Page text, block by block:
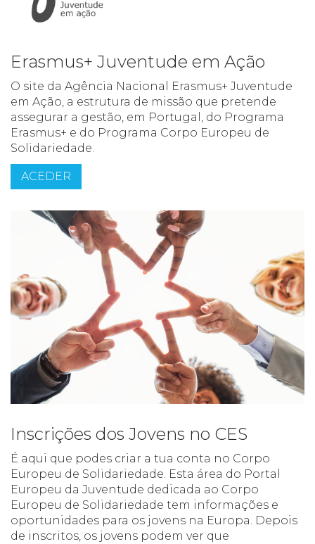
Erasmus+ Juventude em Ação
O site da Agência Nacional Erasmus+ Juventude
em Ação, a estrutura de missão que pretende
assegurar a gestão, em Portugal, do Programa
Erasmus+ e do Programa Corpo Europeu de
Solidariedade.
ACEDER
Inscrições dos Jovens no CES
É aqui que podes criar a tua conta no Corpo
Europeu de Solidariedade. Esta área do Portal
Europeu da Juventude dedicada ao Corpo
Europeu de Solidariedade tem informações e
oportunidades para os jovens na Europa. Depois
de inscritos, os jovens podem ver que